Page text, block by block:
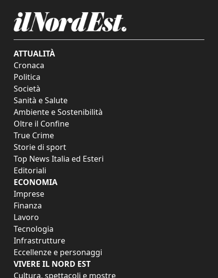
ATTUALITÀ
Cronaca
Politica
Società
Sanità e Salute
Ambiente e Sostenibilità
Oltre il Confine
True Crime
Storie di sport
Top News Italia ed Esteri
Editoriali
ECONOMIA
Imprese
Finanza
Lavoro
Tecnologia
Infrastrutture
Eccellenze e personaggi
VIVERE IL NORD EST
Cultura, spettacoli e mostre